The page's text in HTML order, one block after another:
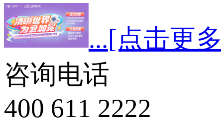
...[点击更
咨询电话
400 611 2222